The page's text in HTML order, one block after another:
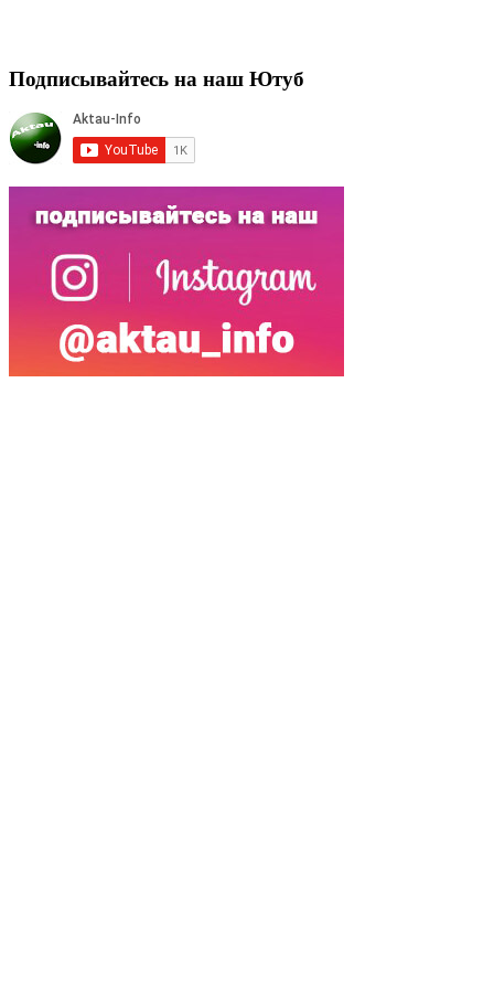
Подписывайтесь на наш Ютуб